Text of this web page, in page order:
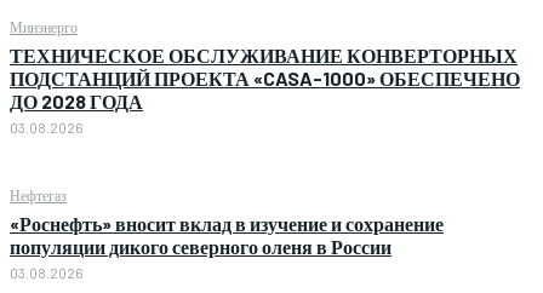
Минэнерго
ТЕХНИЧЕСКОЕ ОБСЛУЖИВАНИЕ КОНВЕРТОРНЫХ
ПОДСТАНЦИЙ ПРОЕКТА «CASA-1000» ОБЕСПЕЧЕНО
ДО 2028 ГОДА
03.08.2026
Нефтегаз
«Роснефть» вносит вклад в изучение и сохранение
популяции дикого северного оленя в России
03.08.2026